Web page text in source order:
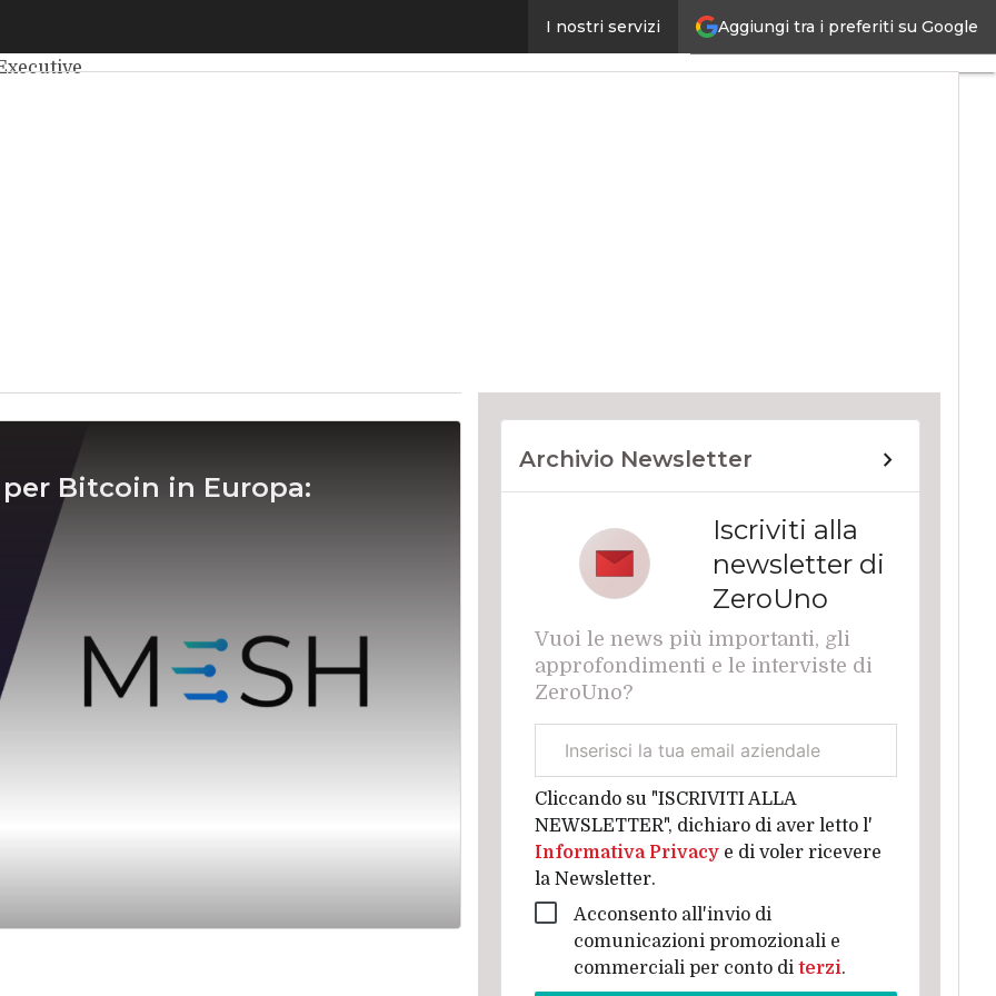
Aggiungi tra i preferiti su Google
I nostri servizi
Internet4Things
Bitcoin in Europa:
Archivio Newsletter
Iscriviti alla
newsletter di
ZeroUno
Vuoi le news più importanti, gli
approfondimenti e le interviste di
ZeroUno?
aziendale
Cliccando su "ISCRIVITI ALLA
NEWSLETTER", dichiaro di aver letto l'
Informativa Privacy e di voler ricevere
la Newsletter.
Acconsento all'invio di
comunicazioni promozionali e
commerciali per conto di terzi.